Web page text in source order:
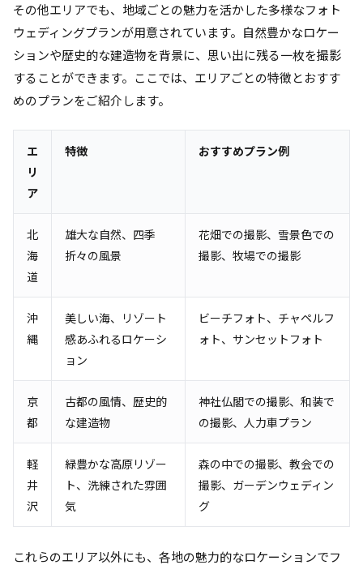
その他エリアでも、地域ごとの魅力を活かした多様なフォト
ウェディングプランが用意されています。自然豊かなロケー
ションや歴史的な建造物を背景に、思い出に残る一枚を撮影
することができます。ここでは、エリアごとの特徴とおすす
めのプランをご紹介します。
エ
リ
ア
特徴 おすすめプラン例
北
海
道
雄大な自然、四季
折々の風景
花畑での撮影、雪景色での
撮影、牧場での撮影
沖
縄
美しい海、リゾート
感あふれるロケーシ
ョン
ビーチフォト、チャペルフ
ォト、サンセットフォト
京
都
古都の風情、歴史的
な建造物
神社仏閣での撮影、和装で
の撮影、人力車プラン
軽
井
沢
緑豊かな高原リゾー
ト、洗練された雰囲
気
森の中での撮影、教会での
撮影、ガーデンウェディン
グ
これらのエリア以外にも、各地の魅力的なロケーションでフ